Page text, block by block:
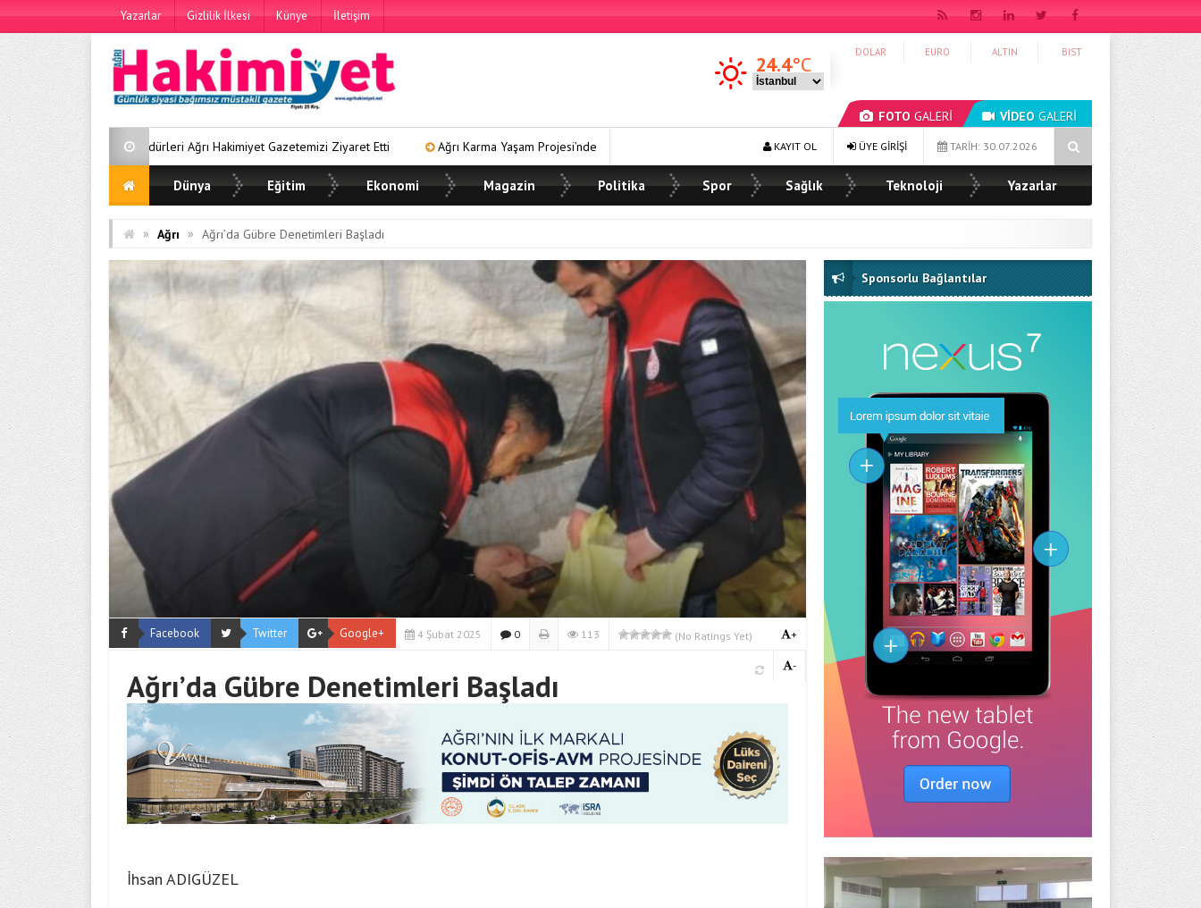
Yazarlar Gizlilik İlkesi Künye İletişim
FOTO GALERİ VİDEO GALERİ
DOLAR EURO ALTIN BIST
24.4°C
Ağrı Hakimiyet Gazetemizi Ziyaret Etti Ağrı Karma Yaşam Projesi’nde Ön Talep Süreci Devam Ediyor Ağrı Şeker Fabrikası’ndan Örnek Yardımlaşma Kampanyası Ağrı Şeker Fabrikası Müdürü
TARİH: 30.07.2026
ÜYE GİRİŞİ
KAYIT OL
Dünya Eğitim Ekonomi Magazin Politika Spor Sağlık Teknoloji Yazarlar
» Ağrı » Ağrı’da Gübre Denetimleri Başladı
Facebook Twitter Google+ 4 Şubat 2025 0 113 (No Ratings Yet) +
-
Ağrı’da Gübre Denetimleri Başladı
İhsan ADIGÜZEL
Sponsorlu Bağlantılar